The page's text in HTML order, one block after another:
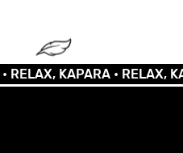
KAPARA •RELAX,